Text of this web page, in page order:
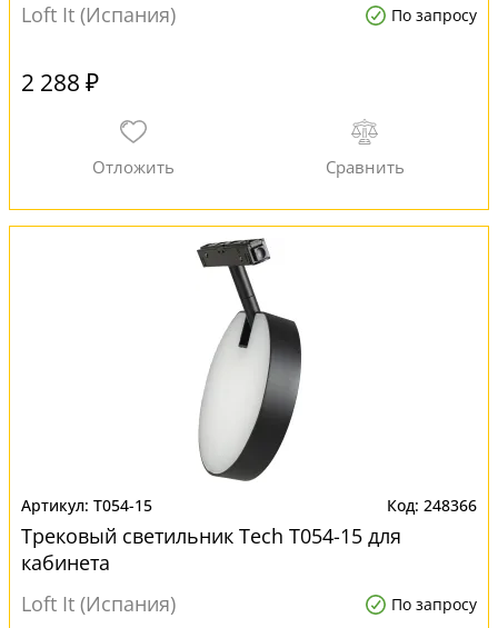
Loft It (Испания)
По запросу
2 288 ₽
T054-15 248366
Трековый светильник Tech T054-15 для
кабинета
Loft It (Испания)
По запросу